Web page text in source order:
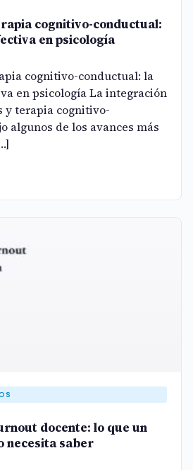
cognitivo-conductual:
en psicología
cognitivo-conductual: la
en psicología La integración
y terapia cognitivo-
algunos de los avances más
docente: lo que un
necesita saber